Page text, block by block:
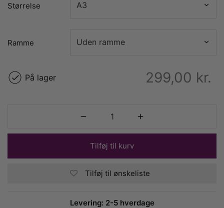
Størrelse
Ramme
299,00 kr.
På lager
Tilføj til kurv
Tilføj til ønskeliste
Levering: 2-5 hverdage